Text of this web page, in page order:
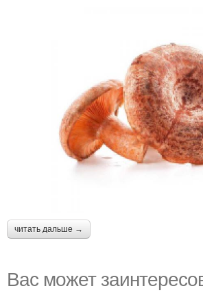
читать дальше →
Вас может